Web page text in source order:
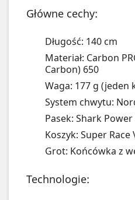
Główne cechy:
Długość: 140 cm
Materiał: Carbon
Carbon) 650
Waga: 177 g (jeden
System chwytu:
Pasek: Shark
Koszyk: Super Race
Grot: Końcówka z
Technologie: